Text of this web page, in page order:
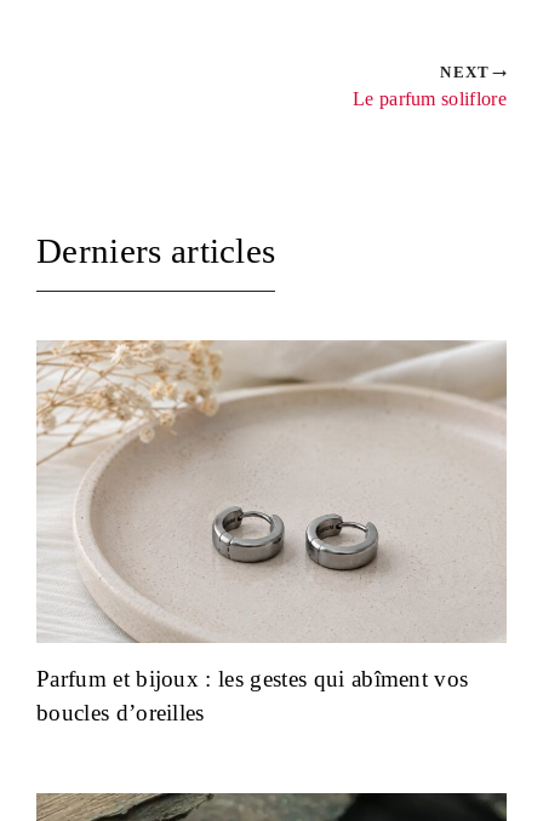
NEXT
Le parfum soliflore
Derniers articles
Parfum et bijoux : les gestes qui abîment vos
boucles d’oreilles